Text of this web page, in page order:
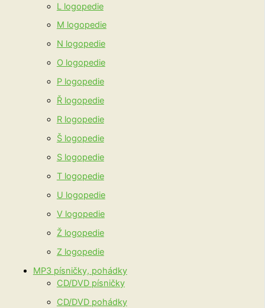
L logopedie
M logopedie
N logopedie
O logopedie
P logopedie
Ř logopedie
R logopedie
Š logopedie
S logopedie
T logopedie
U logopedie
V logopedie
Ž logopedie
Z logopedie
MP3 písničky, pohádky
CD/DVD písničky
CD/DVD pohádky